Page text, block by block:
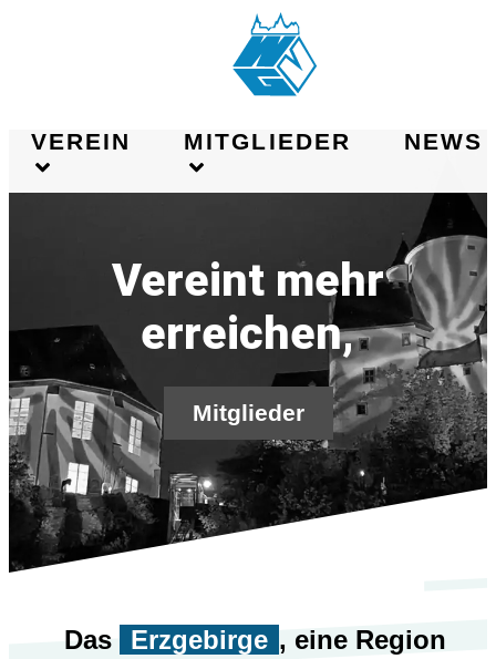
VEREIN MITGLIEDER NEWS
Vereint mehr
erreichen,
Mitglieder
Das Erzgebirge , eine Region